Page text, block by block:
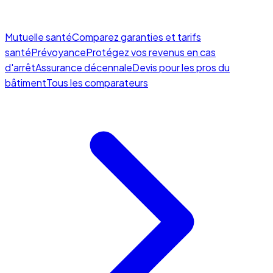
Mutuelle santéComparez garanties et tarifs
santéPrévoyanceProtégez vos revenus en cas
d'arrêtAssurance décennaleDevis pour les pros du
bâtimentTous les comparateurs